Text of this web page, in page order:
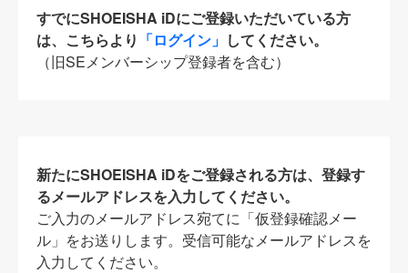
すでにSHOEISHA iDにご登録いただいている方
は、こちらより 「ログイン」 してください。
（旧SEメンバーシップ登録者を含む）
新たにSHOEISHA iDをご登録される方は、登録す
るメールアドレスを入力してください。
ご入力のメールアドレス宛てに「仮登録確認メー
ル」をお送りします。受信可能なメールアドレスを
入力してください。